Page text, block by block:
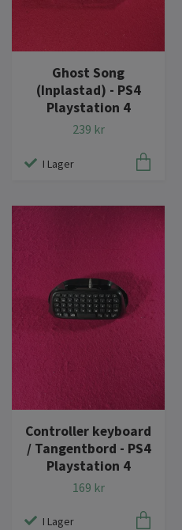
Ghost Song
(Inplastad) - PS4
Playstation 4
239 kr
I Lager
Controller keyboard
/ Tangentbord - PS4
Playstation 4
169 kr
I Lager